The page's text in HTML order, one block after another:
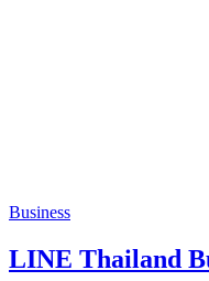
Business
LINE Thailand